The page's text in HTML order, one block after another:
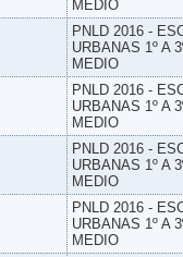
MEDIO
PNLD 2016 -
URBANAS 1º A
MEDIO
PNLD 2016 -
URBANAS 1º A
MEDIO
PNLD 2016 -
URBANAS 1º A
MEDIO
PNLD 2016 -
URBANAS 1º A
MEDIO